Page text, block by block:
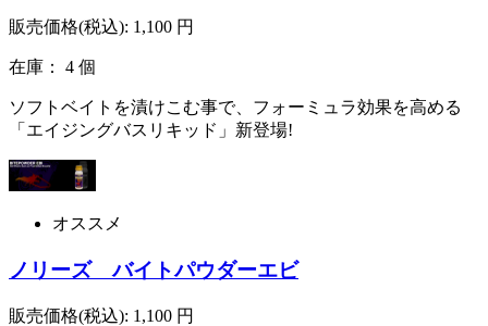
販売価格(税込): 1,100 円
在庫： 4 個
ソフトベイトを漬けこむ事で、フォーミュラ効果を高める
「エイジングバスリキッド」新登場!
オススメ
ノリーズ バイトパウダーエビ
販売価格(税込): 1,100 円